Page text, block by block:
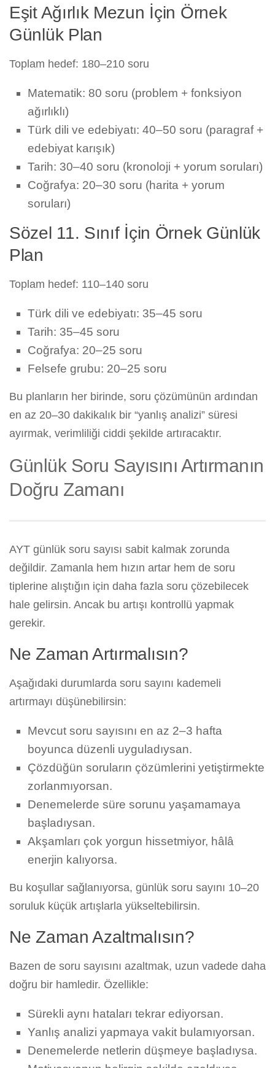
Eşit Ağırlık Mezun İçin Örnek
Günlük Plan
Toplam hedef: 180–210 soru
Matematik: 80 soru (problem + fonksiyon
ağırlıklı)
Türk dili ve edebiyatı: 40–50 soru (paragraf +
edebiyat karışık)
Tarih: 30–40 soru (kronoloji + yorum soruları)
Coğrafya: 20–30 soru (harita + yorum
soruları)
Sözel 11. Sınıf İçin Örnek Günlük
Plan
Toplam hedef: 110–140 soru
Türk dili ve edebiyatı: 35–45 soru
Tarih: 35–45 soru
Coğrafya: 20–25 soru
Felsefe grubu: 20–25 soru
Bu planların her birinde, soru çözümünün ardından
en az 20–30 dakikalık bir “yanlış analizi” süresi
ayırmak, verimliliği ciddi şekilde artıracaktır.
Günlük Soru Sayısını Artırmanın
Doğru Zamanı
AYT günlük soru sayısı sabit kalmak zorunda
değildir. Zamanla hem hızın artar hem de soru
tiplerine alıştığın için daha fazla soru çözebilecek
hale gelirsin. Ancak bu artışı kontrollü yapmak
gerekir.
Ne Zaman Artırmalısın?
Aşağıdaki durumlarda soru sayını kademeli
artırmayı düşünebilirsin:
Mevcut soru sayısını en az 2–3 hafta
boyunca düzenli uyguladıysan.
Çözdüğün soruların çözümlerini yetiştirmekte
zorlanmıyorsan.
Denemelerde süre sorunu yaşamamaya
başladıysan.
Akşamları çok yorgun hissetmiyor, hâlâ
enerjin kalıyorsa.
Bu koşullar sağlanıyorsa, günlük soru sayını 10–20
soruluk küçük artışlarla yükseltebilirsin.
Ne Zaman Azaltmalısın?
Bazen de soru sayısını azaltmak, uzun vadede daha
doğru bir hamledir. Özellikle:
Sürekli aynı hataları tekrar ediyorsan.
Yanlış analizi yapmaya vakit bulamıyorsan.
Denemelerde netlerin düşmeye başladıysa.